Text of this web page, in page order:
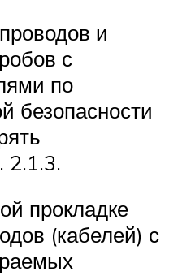
и
с
по
безопасности
2.1.3.
прокладке
(кабелей) с